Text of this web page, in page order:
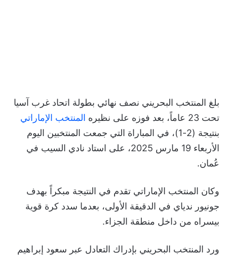
بلغ المنتخب البحريني نصف نهائي بطولة اتحاد غرب آسيا
تحت 23 عاماً، بعد فوزه على نظيره
المنتخب الإماراتي
بنتيجة (2-1)، في المباراة التي جمعت المنتخبين اليوم
الأربعاء 19 مارس 2025، على استاد نادي السيب في
عُمان.
وكان المنتخب الإماراتي تقدم في النتيجة مبكراً بهدف
جونيور ندياي في الدقيقة الأولى، بعدما سدد كرة قوية
بيسراه من داخل منطقة الجزاء.
ورد المنتخب البحريني بإدراك التعادل عبر سعود إبراهيم